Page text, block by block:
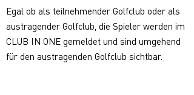
Egal ob als teilnehmender Golfclub oder als
austragender Golfclub, die Spieler werden im
CLUB IN ONE gemeldet und sind umgehend
für den austragenden Golfclub sichtbar.